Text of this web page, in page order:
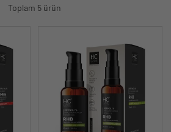
Toplam 5 ürün